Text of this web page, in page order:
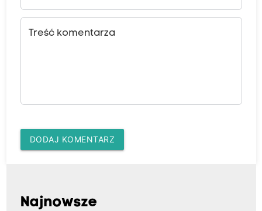
Treść komentarza
DODAJ KOMENTARZ
Najnowsze